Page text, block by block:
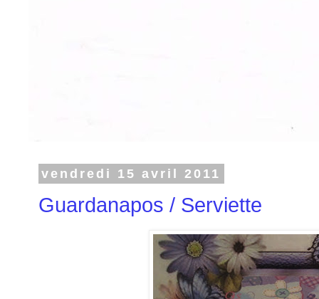
vendredi 15 avril 2011
Guardanapos / Serviette